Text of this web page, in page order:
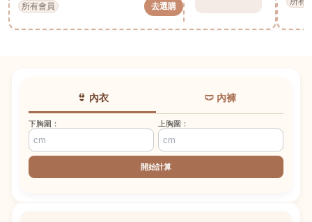
所有會員
去選購
👙 內衣 🩲 內褲
下胸圍： 上胸圍：
開始計算